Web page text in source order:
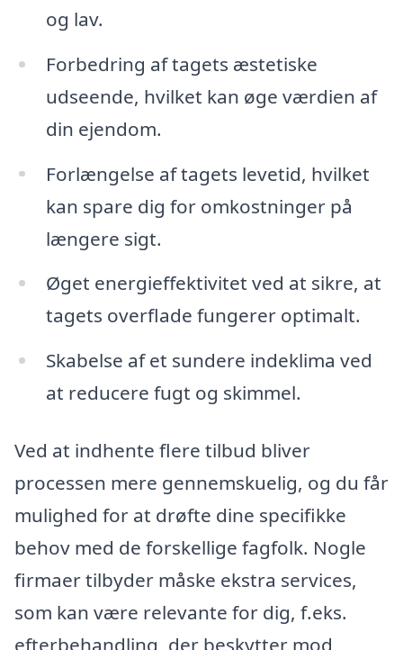
og lav.
Forbedring af tagets æstetiske
udseende, hvilket kan øge værdien af
din ejendom.
Forlængelse af tagets levetid, hvilket
kan spare dig for omkostninger på
længere sigt.
Øget energieffektivitet ved at sikre, at
tagets overflade fungerer optimalt.
Skabelse af et sundere indeklima ved
at reducere fugt og skimmel.
Ved at indhente flere tilbud bliver
processen mere gennemskuelig, og du får
mulighed for at drøfte dine specifikke
behov med de forskellige fagfolk. Nogle
firmaer tilbyder måske ekstra services,
som kan være relevante for dig, f.eks.
efterbehandling, der beskytter mod